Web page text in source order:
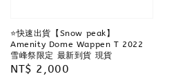
⭐️快速出貨【Snow peak】
Amenity Dome Wappen T 2022
雪峰祭限定 最新到貨 現貨
Regular
NT$ 2,000